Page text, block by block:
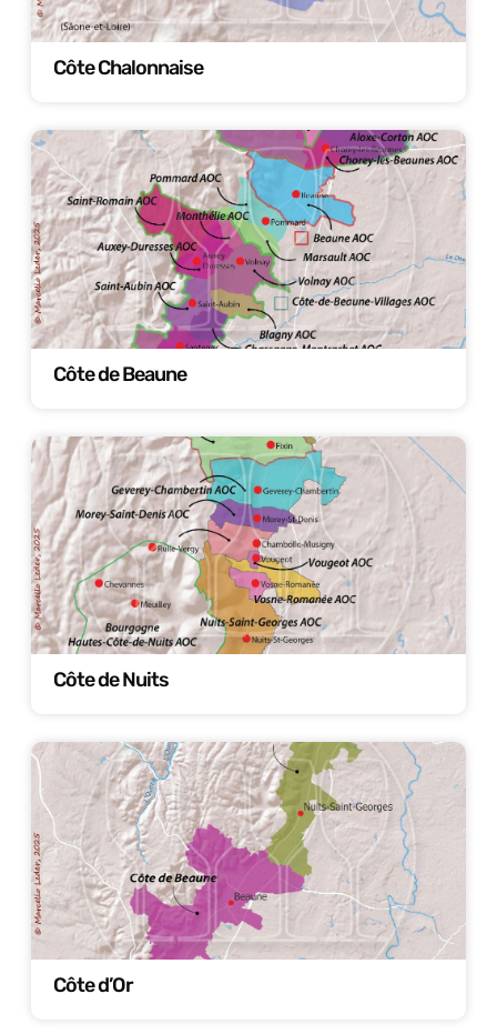
Côte Chalonnaise
Côte de Beaune
Côte de Nuits
Côte d’Or